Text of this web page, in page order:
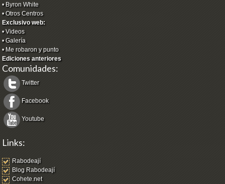
• Byron White
•Otros Centros
Exclusivo web:
•Videos
•Galería
• Me robaron y punto
Ediciones anteriores
Comunidades:
Twitter
Facebook
Youtube
Links:
Rabodeají
Blog Rabodeají
Cohete.net